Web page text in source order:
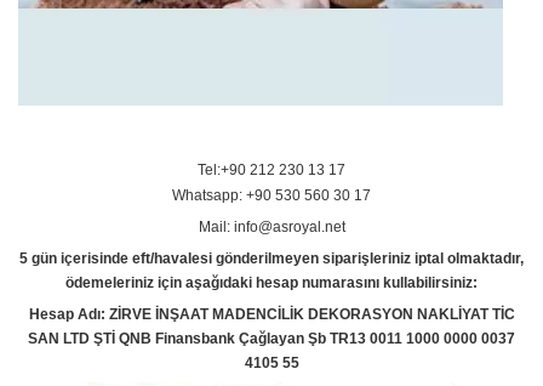
Tel:+90 212 230 13 17
Whatsapp: +90 530 560 30 17
Mail: info@asroyal.net
5 gün içerisinde eft/havalesi gönderilmeyen siparişleriniz iptal olmaktadır,
ödemeleriniz için aşağıdaki hesap numarasını kullabilirsiniz:
Hesap Adı: ZİRVE İNŞAAT MADENCİLİK DEKORASYON NAKLİYAT TİC
SAN LTD ŞTİ QNB Finansbank Çağlayan Şb TR13 0011 1000 0000 0037
4105 55